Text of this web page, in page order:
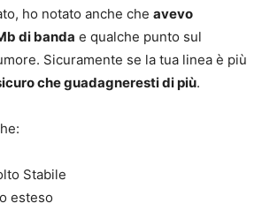
ho notato anche che avevo
di banda e qualche punto sul
Sicuramente se la tua linea è più
che guadagneresti di più.
Stabile
esteso